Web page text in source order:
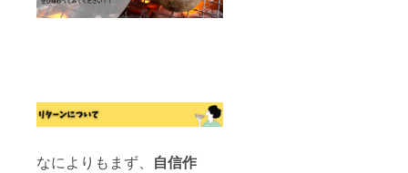
なによりもまず、 自信作